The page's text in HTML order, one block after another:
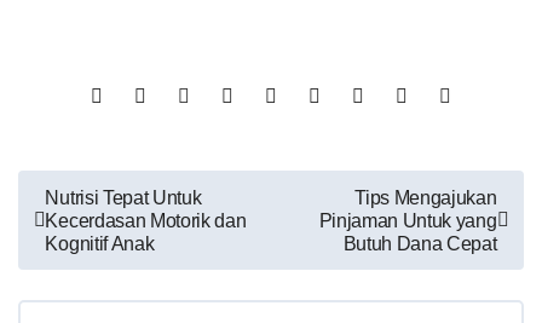
Post
navigation
Nutrisi Tepat Untuk
Kecerdasan Motorik dan
Kognitif Anak
Tips Mengajukan
Pinjaman Untuk yang
Butuh Dana Cepat